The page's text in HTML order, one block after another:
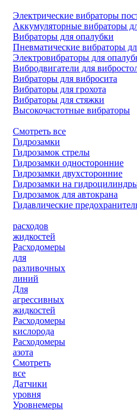
Электрические вибраторы
Аккумуляторные вибраторы
Вибраторы для опалубки
Пневматические вибраторы
Электровибраторы для
Вибродвигатели для
Вибраторы для вибросита
Вибраторы для грохота
Вибраторы для стяжки
Высокочастотные вибраторы
Смотреть все
Гидрозамки
Гидрозамок стрелы
Гидрозамки односторонние
Гидрозамки двухсторонние
Гидрозамки на
Гидрозамок для автокрана
Гидавлические
расходов
жидкостей
Расходомеры
для
разливочных
линий
Для
агрессивных
жидкостей
Расходомеры
кислорода
Расходомеры
азота
Смотреть
все
Датчики
уровня
Уровнемеры